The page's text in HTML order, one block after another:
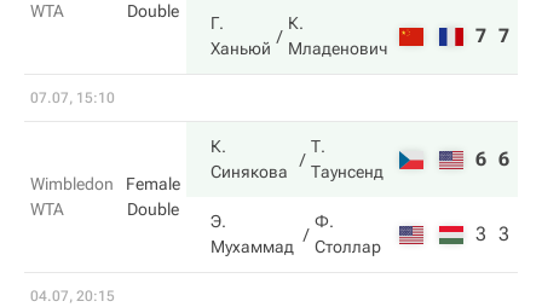
WTA
Double
Г.
Ханьюй
К.
Младенович
7 7
07.07, 15:10
Wimbledon
WTA
Female
Double
К.
Синякова
Т.
Таунсенд
6 6
Э.
Мухаммад
Ф.
Столлар
3 3
04.07, 20:15